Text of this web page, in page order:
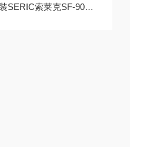
索莱克SF-902W聚光式太阳灯